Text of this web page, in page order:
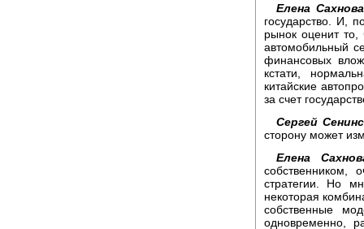
Елена
государство. И,
рынок оценит то,
автомобильный
финансовых
кстати,
китайские
за счет
Сергей
сторону может
Елена
собственником,
стратегии. Но
некоторая
собственные
одновременно,